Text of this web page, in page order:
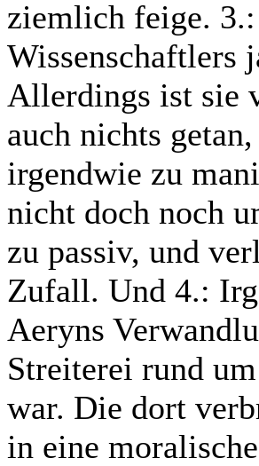
ziemlich feige.
Wissenschaftlers
Allerdings ist sie
auch nichts
irgendwie zu
nicht doch noch
zu passiv, und
Zufall. Und 4.:
Aeryns
Streiterei rund
war. Die dort
in eine